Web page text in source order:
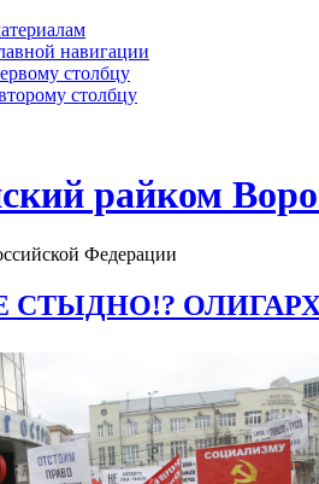
навигации
столбцу
столбцу
райком
Федерации
СТЫДНО!?